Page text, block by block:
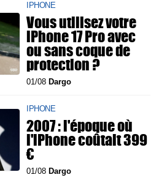
IPHONE
Vous utilisez votre
iPhone 17 Pro avec
ou sans coque de
protection ?
01/08 Dargo
IPHONE
2007 : l'époque où
l'iPhone coûtait 399
€
01/08 Dargo